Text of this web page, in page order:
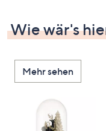
Wie wär's
Mehr sehen